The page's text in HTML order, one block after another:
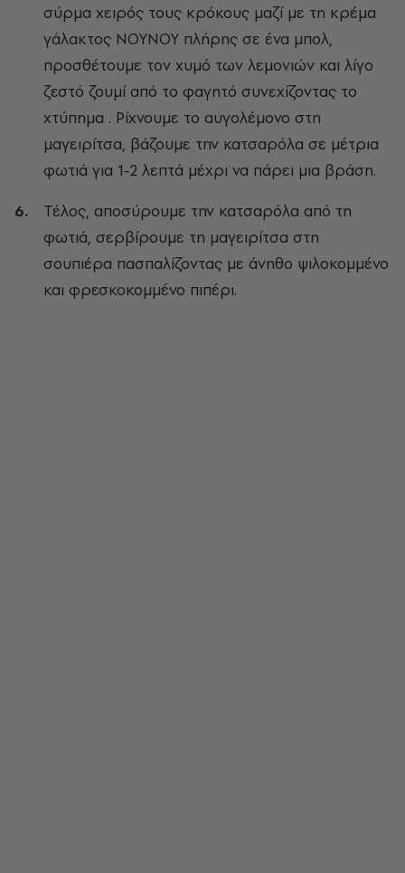
σύρμα χειρός τους κρόκους μαζί με τη κρέμα
γάλακτος ΝΟΥΝΟΥ πλήρης σε ένα μπολ,
προσθέτουμε τον χυμό των λεμονιών και λίγο
ζεστό ζουμί από το φαγητό συνεχίζοντας το
χτύπημα . Ρίχνουμε το αυγολέμονο στη
μαγειρίτσα, βάζουμε την κατσαρόλα σε μέτρια
φωτιά για 1-2 λεπτά μέχρι να πάρει μια βράση.
Τέλος, αποσύρουμε την κατσαρόλα από τη
φωτιά, σερβίρουμε τη μαγειρίτσα στη
σουπιέρα πασπαλίζοντας με άνηθο ψιλοκομμένο
και φρεσκοκομμένο πιπέρι.